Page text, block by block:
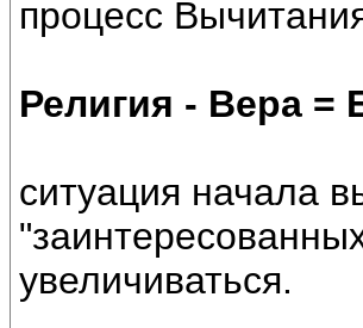
процесс
Религия - Вера =
ситуация начала
увеличиваться.